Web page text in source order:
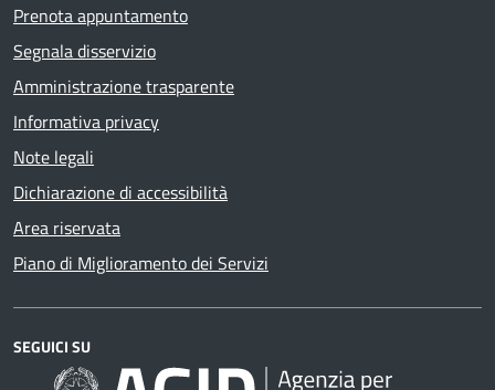
Prenota appuntamento
Segnala disservizio
Amministrazione trasparente
Informativa privacy
Note legali
Dichiarazione di accessibilità
Area riservata
Piano di Miglioramento dei Servizi
SEGUICI SU